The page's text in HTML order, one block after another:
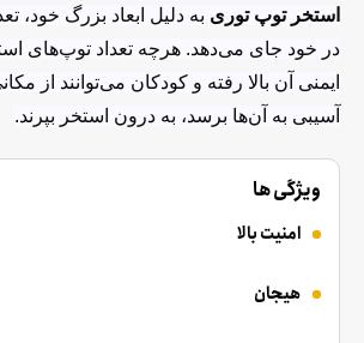
استخر توپ توری به دلیل ابعاد بزرگ خود،
در خود جای می‌دهد. هرچه تعداد توپ‌های
ایمنی آن بالا رفته و کودکان می‌توانند از
آسیبی به آن‌ها برسد، به درون استخر بپرند.
ویژگی ها
امنیت بالا
هیجان